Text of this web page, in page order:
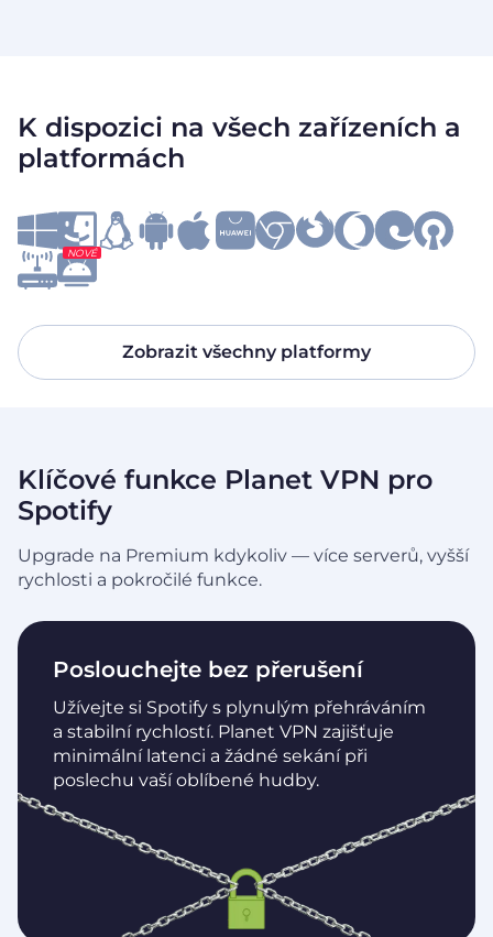
K dispozici na všech zařízeních a
platformách
NOVÉ
Zobrazit všechny platformy
Klíčové funkce Planet VPN pro
Spotify
Upgrade na Premium kdykoliv — více serverů, vyšší
rychlosti a pokročilé funkce.
Poslouchejte bez přerušení
Užívejte si Spotify s plynulým přehráváním
a stabilní rychlostí. Planet VPN zajišťuje
minimální latenci a žádné sekání při
poslechu vaší oblíbené hudby.